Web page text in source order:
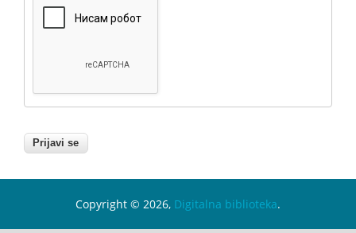
Copyright © 2026, Digitalna biblioteka.